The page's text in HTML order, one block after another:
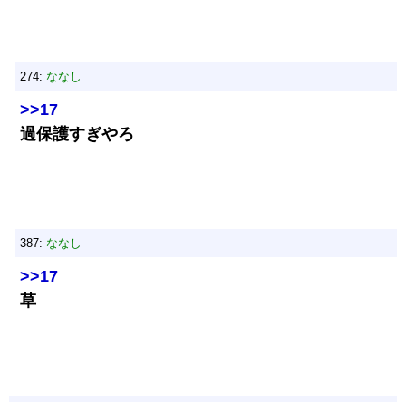
274: ななし
>>17
過保護すぎやろ
387: ななし
>>17
草